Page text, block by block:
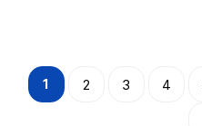
1 2 3 4